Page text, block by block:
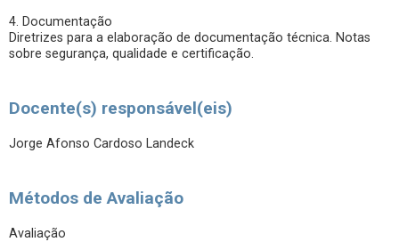
4. Documentação
Diretrizes para a elaboração de documentação técnica. Notas
sobre segurança, qualidade e certificação.
Docente(s) responsável(eis)
Jorge Afonso Cardoso Landeck
Métodos de Avaliação
Avaliação